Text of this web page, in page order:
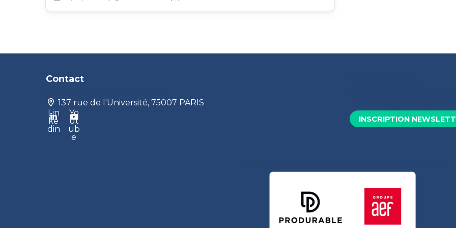
Contact
137 rue de l'Université, 75007 PARIS
Lin
ke
din
Yo
ut
ub
e
INSCRIPTION